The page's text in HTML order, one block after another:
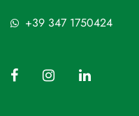
+39 347 1750424